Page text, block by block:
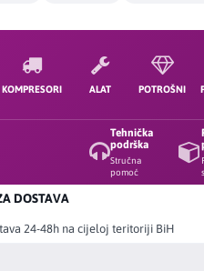
KOMPRESORI ALAT POTROŠNI
Tehnička
podrška
Stručna
pomoć
DOSTAVA
24-48h na cijeloj teritoriji BiH